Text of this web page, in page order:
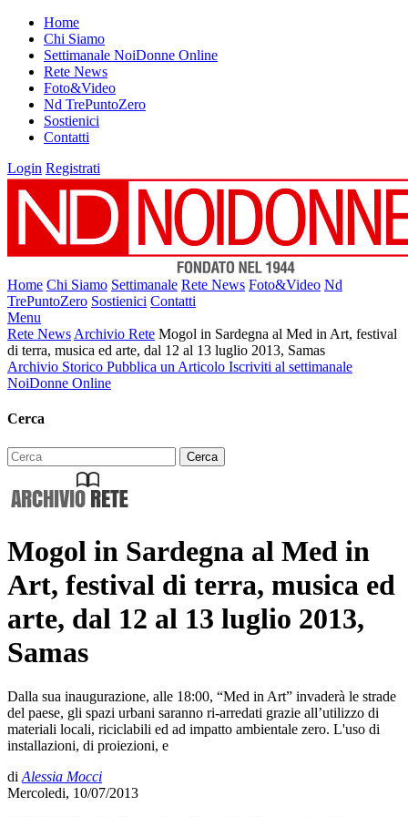
Home
Chi Siamo
Settimanale NoiDonne Online
Rete News
Foto&Video
Nd TrePuntoZero
Sostienici
Contatti
Login Registrati
Home Chi Siamo Settimanale Rete News Foto&Video Nd
TrePuntoZero Sostienici Contatti
Menu
Rete News Archivio Rete Mogol in Sardegna al Med in Art, festival
di terra, musica ed arte, dal 12 al 13 luglio 2013, Samas
Archivio Storico Pubblica un Articolo Iscriviti al settimanale
NoiDonne Online
Cerca
Mogol in Sardegna al Med in
Art, festival di terra, musica ed
arte, dal 12 al 13 luglio 2013,
Samas
Dalla sua inaugurazione, alle 18:00, “Med in Art” invaderà le strade
del paese, gli spazi urbani saranno ri-arredati grazie all’utilizzo di
materiali locali, riciclabili ed ad impatto ambientale zero. L'uso di
installazioni, di proiezioni, e
diAlessia Mocci
Mercoledi, 10/07/2013